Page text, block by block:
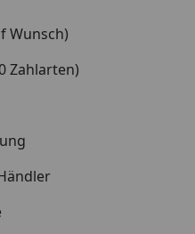
Wunsch)
Zahlarten)